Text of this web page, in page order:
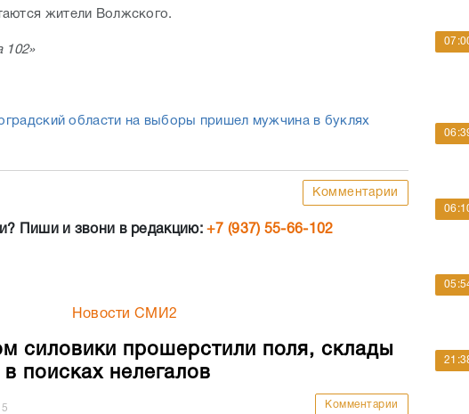
жители Волжского.
102»
области на выборы пришел мужчина в буклях
Комментарии
Пиши и звони в редакцию:+7 (937) 55-66-102
Новости СМИ2
силовики прошерстили поля, склады
поисках нелегалов
Комментарии